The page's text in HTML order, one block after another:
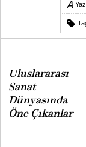
Uluslararası
Sanat
Dünyasında
Öne Çıkanlar